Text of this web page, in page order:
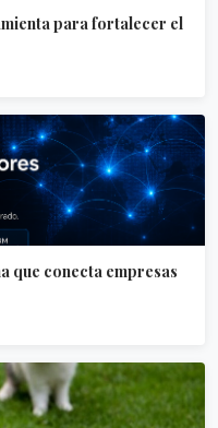
para fortalecer el
que conecta empresas